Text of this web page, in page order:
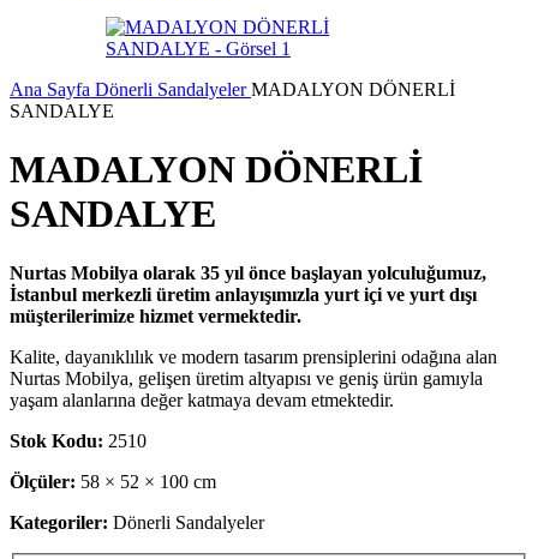
Ana Sayfa Dönerli SandalyelerMADALYON DÖNERLİ
SANDALYE
MADALYON DÖNERLİ
SANDALYE
Nurtas Mobilya olarak 35 yıl önce başlayan yolculuğumuz,
İstanbul merkezli üretim anlayışımızla yurt içi ve yurt dışı
müşterilerimize hizmet vermektedir.
Kalite, dayanıklılık ve modern tasarım prensiplerini odağına alan
Nurtas Mobilya, gelişen üretim altyapısı ve geniş ürün gamıyla
yaşam alanlarına değer katmaya devam etmektedir.
Stok Kodu: 2510
Ölçüler: 58 × 52 × 100 cm
Kategoriler: Dönerli Sandalyeler